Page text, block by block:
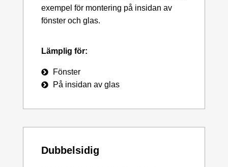
exempel för montering på insidan av
fönster och glas.
Lämplig för:
Fönster
På insidan av glas
Dubbelsidig